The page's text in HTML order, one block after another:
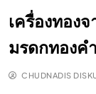
เครื่องทอง
มรดกทองค
CHUDNADIS